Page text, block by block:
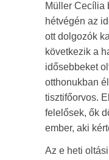
Müller Cecília
hétvégén az
ott dolgozók
következik a
idősebbeket
otthonukban
tisztifőorvos.
felelősek, ők
ember, aki
Az e heti